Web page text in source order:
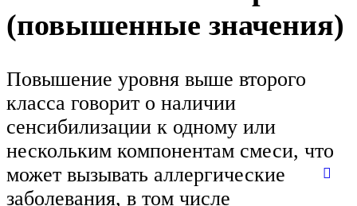
(повышенные значения)
Повышение уровня выше второго
класса говорит о наличии
сенсибилизации к одному или
нескольким компонентам смеси, что
может вызывать аллергические
заболевания, в том числе